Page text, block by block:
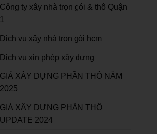
Công ty xây nhà trọn gói & thô Quận
1
Dịch vụ xây nhà trọn gói hcm
Dịch vụ xin phép xây dựng
GIÁ XÂY DỰNG PHẦN THÔ NĂM
2025
GIÁ XÂY DỰNG PHẦN THÔ
UPDATE 2024